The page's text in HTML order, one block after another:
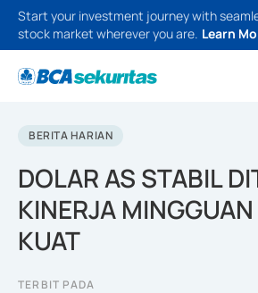
Start your investment journey with
stock market wherever you are. Learn
BERITA HARIAN
DOLAR AS STABIL
KINERJA
KUAT
TERBIT PADA